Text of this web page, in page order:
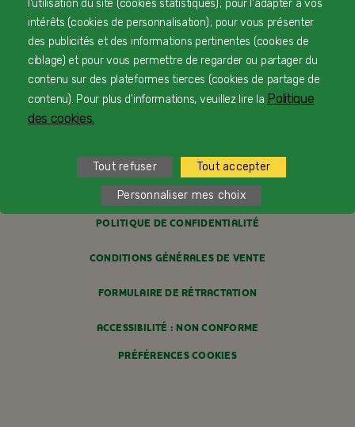
LIVRAISON
PAIEMENT SÉCURISÉ
PROFESSIONNELS DE SANTÉ
MENTIONS LÉGALES
POLITIQUE COOKIES
POLITIQUE DE CONFIDENTIALITÉ
CONDITIONS GÉNÉRALES DE VENTE
FORMULAIRE DE RÉTRACTATION
ACCESSIBILITÉ : NON CONFORME
PRÉFÉRENCES COOKIES
l'utilisation du site (cookies statistiques) ; pour l'adapter à vos
intérêts (cookies de personnalisation) ; pour vous présenter
des publicités et des informations pertinentes (cookies de
ciblage) et pour vous permettre de regarder ou partager du
contenu sur des plateformes tierces (cookies de partage de
contenu). Pour plus d'informations, veuillez lire la Politique
des cookies.
Tout refuser Tout accepter
Personnaliser mes choix